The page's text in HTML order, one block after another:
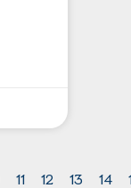
11 12 13 14